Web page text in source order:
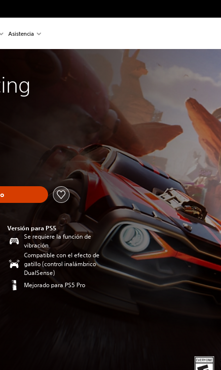
Asistencia
Versión para PS5
Se requiere la función de
vibración
Compatible con el efecto de
gatillo (control inalámbrico
DualSense)
Mejorado para PS5 Pro